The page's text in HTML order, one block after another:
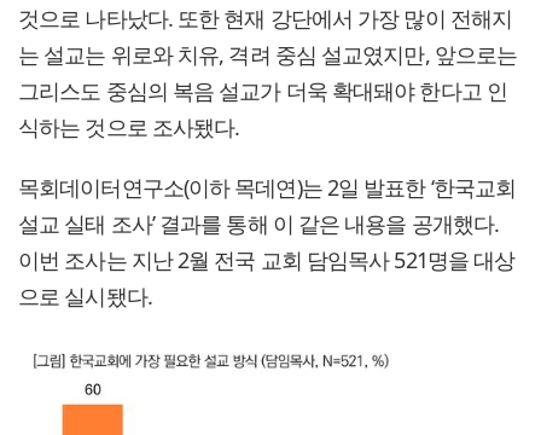
것으로 나타났다. 또한 현재 강단에서 가장 많이 전해지
는 설교는 위로와 치유, 격려 중심 설교였지만, 앞으로는
그리스도 중심의 복음 설교가 더욱 확대돼야 한다고 인
식하는 것으로 조사됐다.
목회데이터연구소(이하 목데연)는 2일 발표한 ‘한국교회
설교 실태 조사’ 결과를 통해 이 같은 내용을 공개했다.
이번 조사는 지난 2월 전국 교회 담임목사 521명을 대상
으로 실시됐다.